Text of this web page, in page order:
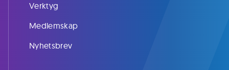
Verktyg
Medlemskap
Nyhetsbrev